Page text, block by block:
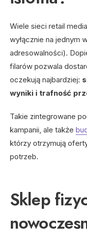
Wiele sieci retail
wyłącznie na jednym
adresowalności).
filarów pozwala
oczekują najbardziej:
wyniki i trafność
Takie zintegrowane
kampanii, ale także
którzy otrzymują
potrzeb.
Sklep